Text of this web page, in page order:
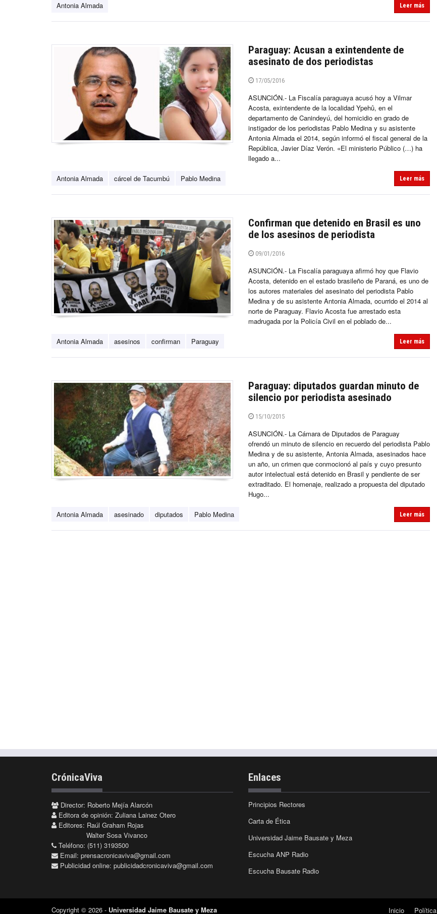
Antonia Almada Leer más
Paraguay: Acusan a exintendente de
asesinato de dos periodistas
17/05/2016
ASUNCIÓN.- La Fiscalía paraguaya acusó hoy a Vilmar
Acosta, exintendente de la localidad Ypehû, en el
departamento de Canindeyú, del homicidio en grado de
instigador de los periodistas Pablo Medina y su asistente
Antonia Almada el 2014, según informó el fiscal general de la
República, Javier Díaz Verón. «El ministerio Público (…) ha
llegado a...
Antonia Almada cárcel de Tacumbú Pablo Medina Leer más
Confirman que detenido en Brasil es uno
de los asesinos de periodista
09/01/2016
ASUNCIÓN.- La Fiscalía paraguaya afirmó hoy que Flavio
Acosta, detenido en el estado brasileño de Paraná, es uno de
los autores materiales del asesinato del periodista Pablo
Medina y de su asistente Antonia Almada, ocurrido el 2014 al
norte de Paraguay. Flavio Acosta fue arrestado esta
madrugada por la Policía Civil en el poblado de...
Antonia Almada asesinos confirman Paraguay Leer más
Paraguay: diputados guardan minuto de
silencio por periodista asesinado
15/10/2015
ASUNCIÓN.- La Cámara de Diputados de Paraguay
ofrendó un minuto de silencio en recuerdo del periodista Pablo
Medina y de su asistente, Antonia Almada, asesinados hace
un año, un crimen que conmocionó al país y cuyo presunto
autor intelectual está detenido en Brasil y pendiente de ser
extraditado. El homenaje, realizado a propuesta del diputado
Hugo...
Antonia Almada asesinado diputados Pablo Medina Leer más
CrónicaViva
Director: Roberto Mejía Alarcón
Editora de opinión: Zuliana Lainez Otero
Editores: Raúl Graham Rojas
Walter Sosa Vivanco
Teléfono: (511) 3193500
Email: prensacronicaviva@gmail.com
Publicidad online: publicidadcronicaviva@gmail.com
Enlaces
Principios Rectores
Carta de Ética
Universidad Jaime Bausate y Meza
Escucha ANP Radio
Escucha Bausate Radio
Copyright © 2026 - Universidad Jaime Bausate y Meza Inicio Política